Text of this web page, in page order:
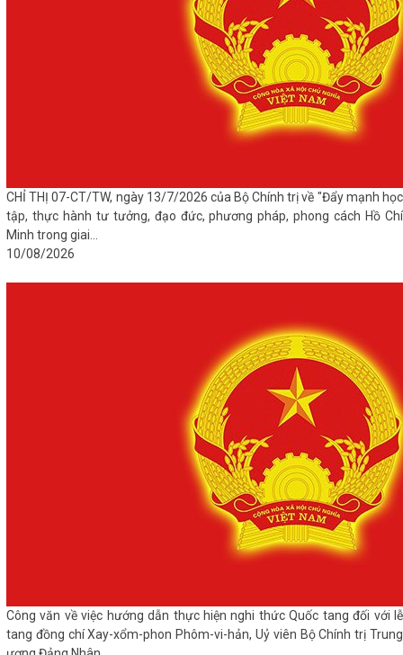
CHỈ THỊ 07-CT/TW, ngày 13/7/2026 của Bộ Chính trị về "Đẩy mạnh học
tập, thực hành tư tưởng, đạo đức, phương pháp, phong cách Hồ Chí
Minh trong giai...
10/08/2026
Công văn về việc hướng dẫn thực hiện nghi thức Quốc tang đối với lễ
tang đồng chí Xay-xổm-phon Phôm-vi-hản, Uỷ viên Bộ Chính trị Trung